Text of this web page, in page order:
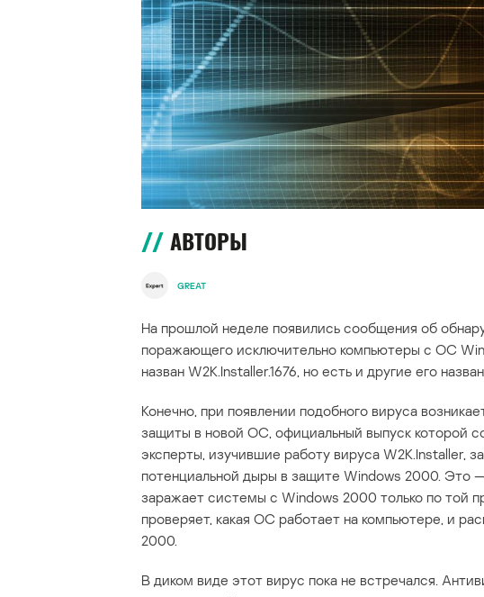
АВТОРЫ
GREAT
На прошлой неделе появились сообщения об
поражающего исключительно компьютеры с ОС
назван W2K.Installer.1676, но есть и другие его
Конечно, при появлении подобного вируса
защиты в новой ОС, официальный выпуск которой
эксперты, изучившие работу вируса W2K.Installer,
потенциальной дыры в защите Windows 2000. Это
заражает системы с Windows 2000 только по той
проверяет, какая ОС работает на компьютере, и
2000.
В диком виде этот вирус пока не встречался.